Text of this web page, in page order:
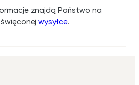
znajdą Państwo na
wysyłce